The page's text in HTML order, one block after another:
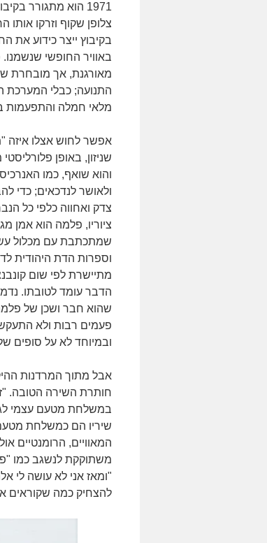
1971 הוא מתגורר
צלופן שקוף וזרקו
בקיבוץ ייצר כידוע את
באוויר החופשי
מאורגנת, אך מובחרת
התנועה; כבלי המערכת
מלאי חמלה והתפעמות
אפשר לחוש אצלו איזה
שניזון, באופן
והוא שואף, כמו
ולאושר לנדכאים; כדי
צדק ואחווה כלפי כל
ציוריו, פלמה הוא אמן
שמתכתבת עם מכלול
וספרות הדת היהודית
מתיישרת לפי שום
הדבר עומד לטובתו.
שהוא חבר ושכן של
פעמים רבות ולא
ובמיוחד לא על סופים
אבל מתוך המרדנות
חותרת השירה הטובה.
במשלחת מטעם עצמי
שיריו הם כמשלחת
המאוויים, הרומנטיים
משתוקקת לנשגב כמו
"ומאז אני לא עושה לי
להצחיק כמה שקוראים